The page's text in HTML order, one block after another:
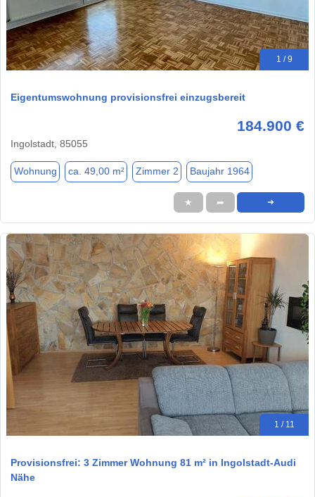
1 / 9
Eigentumswohnung provisionsfrei einzugsbereit
184.900 €
Ingolstadt, 85055
Wohnung ca. 49,00 m² Zimmer 2 Baujahr 1964
★ ➦ ➜
1 / 11
Provisionsfrei: 3 Zimmer Wohnung 81 m² in Ingolstadt-Audi
Nähe